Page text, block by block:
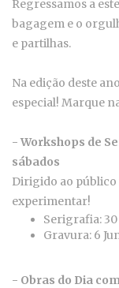
Regressamos a
bagagem e o
e partilhas.
Na edição deste
especial! Marque
- Workshops de
sábados
Dirigido ao
experimentar!
Serigrafia: 30
Gravura: 6
- Obras do Dia